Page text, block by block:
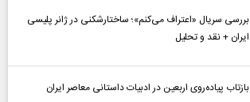
بررسی سریال «اعتراف می‌کنم»؛ ساختارشکنی در ژانر پلیسی
ایران + نقد و تحلیل
بازتاب پیاده‌روی اربعین در ادبیات داستانی معاصر ایران